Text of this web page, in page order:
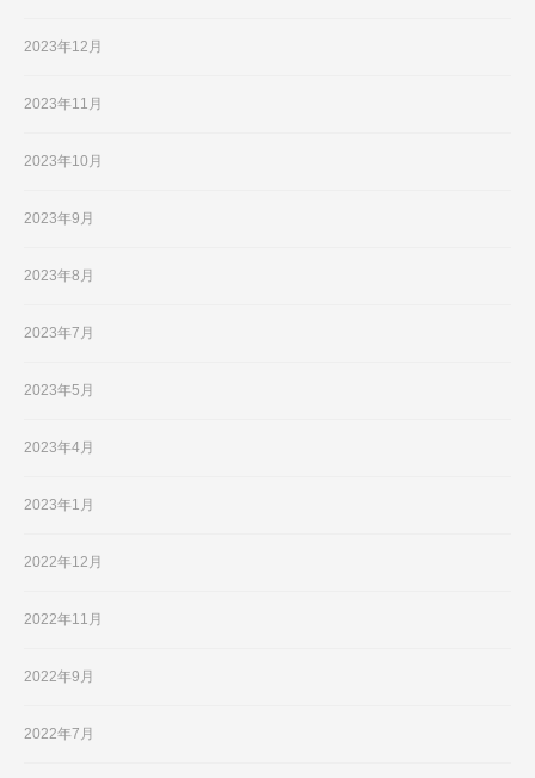
2023年12月
2023年11月
2023年10月
2023年9月
2023年8月
2023年7月
2023年5月
2023年4月
2023年1月
2022年12月
2022年11月
2022年9月
2022年7月